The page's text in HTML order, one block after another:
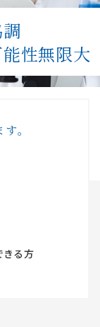
性無限大
。
きる方